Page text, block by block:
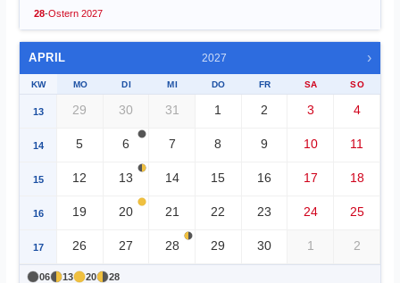
28-Ostern 2027
APRIL 2027 ›
KW MO DI MI DO FR SA SO
13 29 30 31 1 2 3 4
14 5 6 7 8 9 10 11
15 12 13 14 15 16 17 18
16 19 20 21 22 23 24 25
17 26 27 28 29 30 1 2
06 13 20 28